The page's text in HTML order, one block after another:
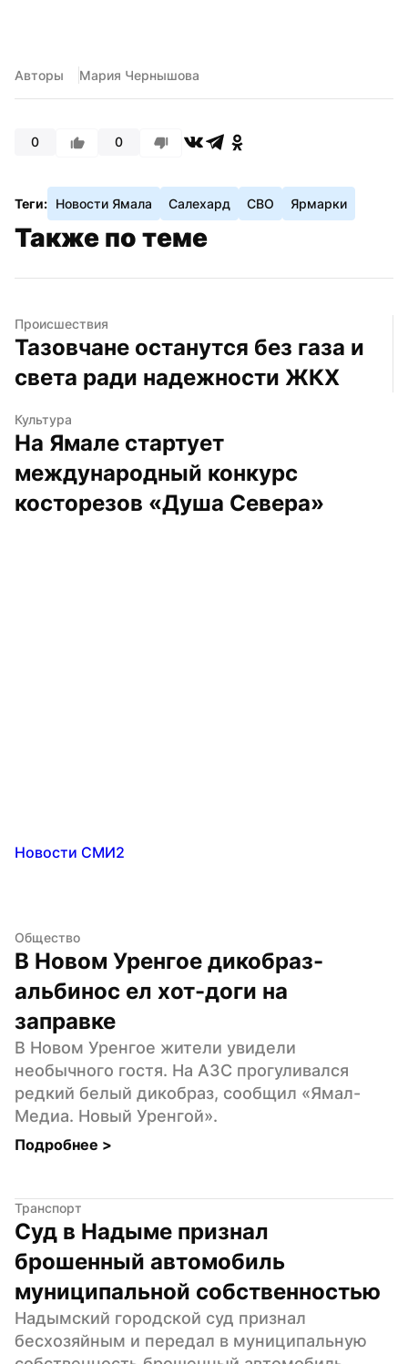
Авторы Мария Чернышова
0 0
Теги: Новости Ямала Салехард СВО Ярмарки
Также по теме
Происшествия
Тазовчане останутся без газа и
света ради надежности ЖКХ
Культура
На Ямале стартует
международный конкурс
косторезов «Душа Севера»
Новости СМИ2
Общество
В Новом Уренгое дикобраз-
альбинос ел хот-доги на
заправке
В Новом Уренгое жители увидели
необычного гостя. На АЗС прогуливался
редкий белый дикобраз, сообщил «Ямал-
Медиа. Новый Уренгой».
Подробнее >
Транспорт
Суд в Надыме признал
брошенный автомобиль
муниципальной собственностью
Надымский городской суд признал
бесхозяйным и передал в муниципальную